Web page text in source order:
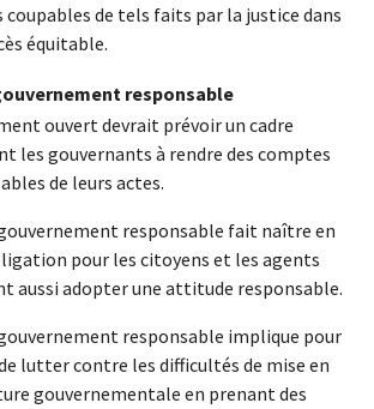
coupables de tels faits par la justice dans
équitable.
responsable
ouvert devrait prévoir un cadre
les gouvernants à rendre des comptes
de leurs actes.
responsable fait naître en
pour les citoyens et les agents
aussi adopter une attitude responsable.
responsable implique pour
lutter contre les difficultés de mise en
gouvernementale en prenant des